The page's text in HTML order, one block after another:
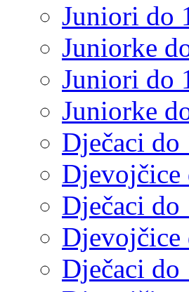
Juniori do
Juniorke
Juniori do
Juniorke
Dječaci do
Djevojčice
Dječaci do
Djevojčice
Dječaci do